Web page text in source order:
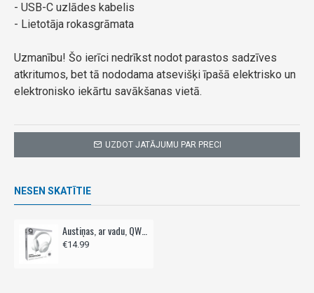
UZDOT JATĀJUMU PAR PRECI
- USB-C uzlādes kabelis
- Lietotāja rokasgrāmata
Uzmanību! Šo ierīci nedrīkst nodot parastos sadzīves
atkritumos, bet tā nododama atsevišķi īpašā elektrisko un
elektronisko iekārtu savākšanas vietā.
NESEN SKATĪTIE
Austiņas, ar vadu, QWARE,- baltas
€14.99